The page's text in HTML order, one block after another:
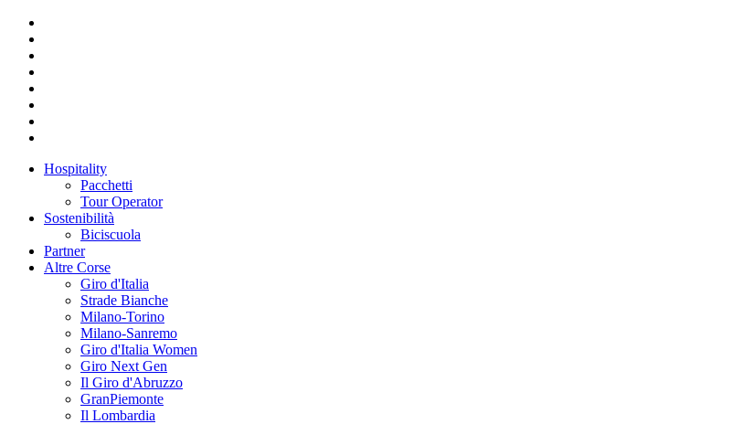
Hospitality
Pacchetti
Tour Operator
Sostenibilità
Biciscuola
Partner
Altre Corse
Giro d'Italia
Strade Bianche
Milano-Torino
Milano-Sanremo
Giro d'Italia Women
Giro Next Gen
Il Giro d'Abruzzo
GranPiemonte
Il Lombardia